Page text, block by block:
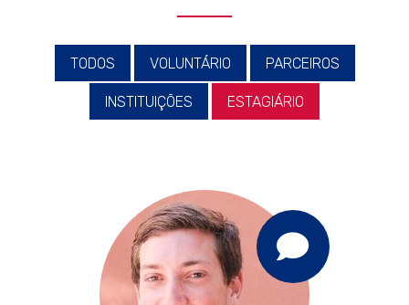
TODOS VOLUNTÁRIO PARCEIROS
INSTITUIÇÕES ESTAGIÁRIO